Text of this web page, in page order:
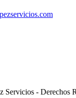
- Derechos